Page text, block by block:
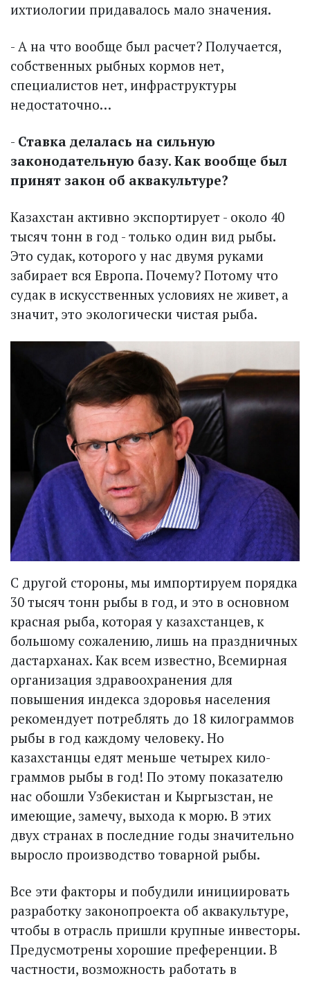
ихтиологии придавалось мало значения.
- А на что вообще был расчет? Получается,
собственных рыбных кормов нет,
специалистов нет, инфраструктуры
недостаточно…
- Ставка делалась на сильную
законодательную базу. Как вообще был
принят закон об аквакультуре?
Казахстан активно экс­портирует - около 40
тысяч тонн в год - только один вид рыбы.
Это судак, которого у нас двумя руками
забирает вся Европа. Почему? Потому что
судак в искусственных условиях не живет, а
значит, это экологически чистая рыба.
С другой стороны, мы импортируем порядка
30 тысяч тонн рыбы в год, и это в основном
красная рыба, которая у казахстанцев, к
большому сожалению, лишь на праздничных
дастарханах. Как всем известно, Всемирная
организация здравоохранения для
повышения индекса здоровья населения
рекомендует потреблять до 18 килограммов
рыбы в год каждому человеку. Но
казахстанцы едят меньше четырех кило­
граммов рыбы в год! По этому показателю
нас обошли Узбекистан и Кыргызстан, не
имею­щие, замечу, выхода к морю. В этих
двух странах в последние годы значительно
выросло производство товарной рыбы.
Все эти факторы и побудили инициировать
разработку законопроекта об аквакультуре,
чтобы в отрасль пришли крупные инвесторы.
Предусмотрены хорошие преференции. В
частности, возможность работать в